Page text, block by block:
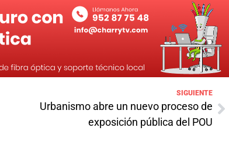
SIGUIENTE
Urbanismo abre un nuevo proceso de
exposición pública del POU